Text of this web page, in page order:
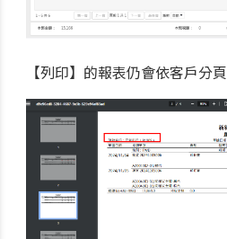
【列印】的報表仍會依客戶分頁